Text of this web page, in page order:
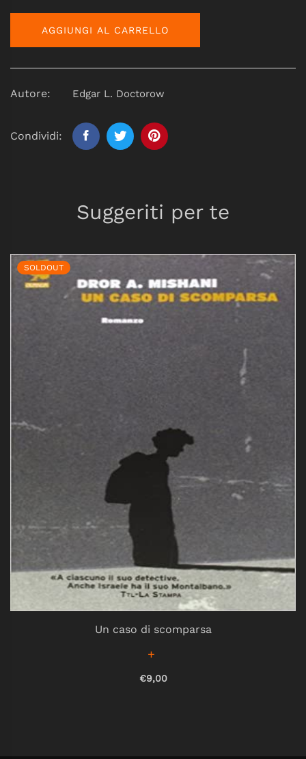
AGGIUNGI AL CARRELLO
Autore: Edgar L. Doctorow
Condividi:
Suggeriti per te
SOLDOUT
Un caso di scomparsa
€9,00